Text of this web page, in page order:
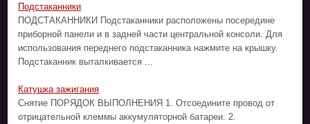
Подстаканники
ПОДСТАКАННИКИ Подстаканники расположены посередине
приборной панели и в задней части центральной консоли. Для
использования переднего подстаканника нажмите на крышку.
Подстаканник выталкивается ...
Катушка зажигания
Снятие ПОРЯДОК ВЫПОЛНЕНИЯ 1. Отсоедините провод от
отрицательной клеммы аккумуляторной батареи. 2.